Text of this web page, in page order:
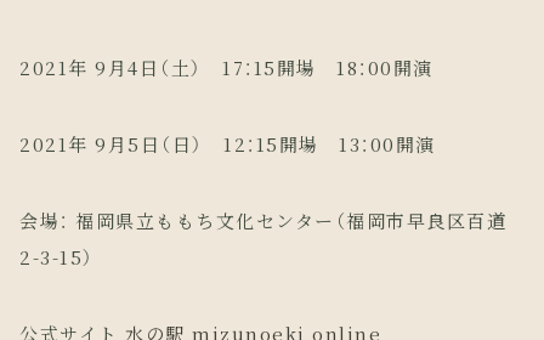
2021年 9月4日（土） 17：15開場 18：00開演
2021年 9月5日（日） 12：15開場 13：00開演
会場： 福岡県立ももち文化センター（福岡市早良区百道
2-3-15）
公式サイト 水の駅 mizunoeki online